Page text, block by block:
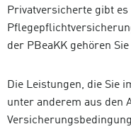
Privatversicherte gibt es
der PBeaKK gehören
Die Leistungen, die Sie
unter anderem aus den